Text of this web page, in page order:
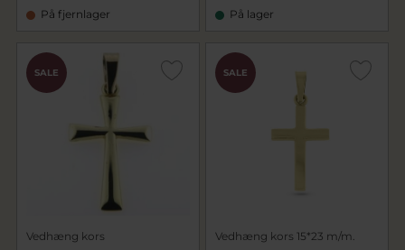
På fjernlager På lager
SALE
Vedhæng kors
SALE
Vedhæng kors 15*23 m/m.